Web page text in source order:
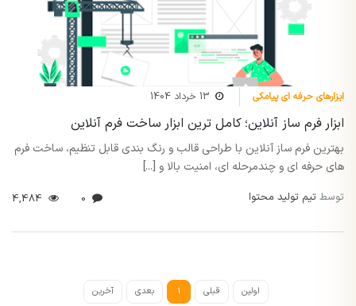
ابزارهای حرفه ای پیامکی 13 خرداد 1404
ابزار فرم ساز آنلاین؛ کامل ترین ابزار ساخت فرم آنلاین
بهترین فرم ساز آنلاین با طراحی قالب و رنگ بندی قابل تنظیم، ساخت فرم
های حرفه ای و چندمرحله ای، امنیت بالا و [...]
توسط تیم تولید محتوا
اولین قبلی 1 بعدی آخرین